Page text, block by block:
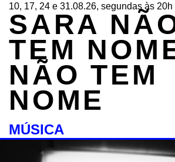
10, 17, 24 e 31.08.26, segundas às 20h
SARA
TEM
NÃO TEM
NOME
MÚSICA